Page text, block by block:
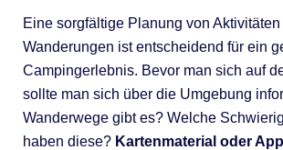
Eine sorgfältige Planung von Aktivitäten
Wanderungen ist entscheidend für ein
Campingerlebnis. Bevor man sich auf
sollte man sich über die Umgebung
Wanderwege gibt es? Welche
haben diese?Kartenmaterial oder